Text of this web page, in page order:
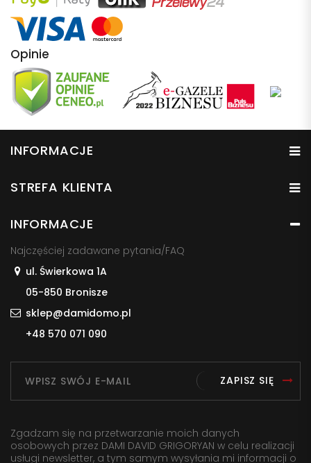
Opinie
INFORMACJE
STREFA KLIENTA
INFORMACJE
Najczęściej zadawane pytania/FAQ
ul. Świerkowa 1A
05-850 Bronisze
sklep@damidomo.pl
+48 570 071 090
ZAPISZ SIĘ
Zgadzam się na przetwarzanie moich danych
osobowych przez DAMI DAVID GRIGORYAN w celu realizacji
usługi newsletter, a tym samym wysyłania mi informacji o